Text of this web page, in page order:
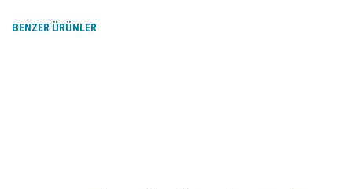
Görüş ve önerileriniz için teşekkür ederiz.
BENZER ÜRÜNLER